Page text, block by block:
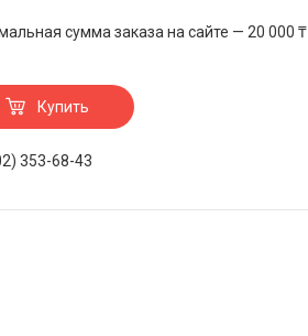
сумма заказа на сайте — 20 000 ₸
Купить
353-68-43